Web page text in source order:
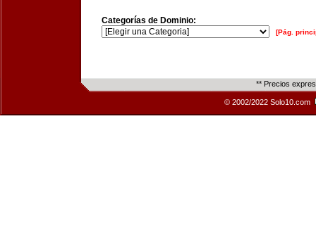
Categorías de Dominio:
[Pág.
** Precios
© 2002/2022 Solo10.com